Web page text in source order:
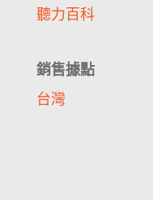
聽力百科
銷售據點
台灣